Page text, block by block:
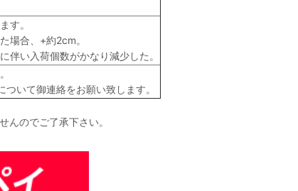
す。
場合、+約2cm。
伴い入荷個数がかなり減少した。
いて御連絡をお願い致します。
んのでご了承下さい。